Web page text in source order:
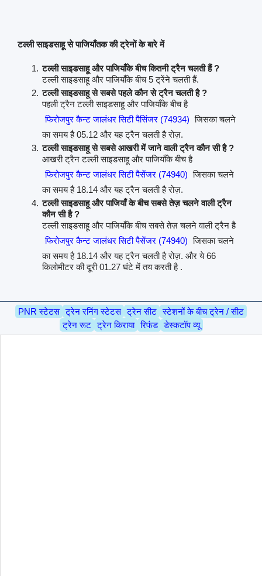
टल्ली साइडसाहू से पाजियाँतक की ट्रेनों के बारे में
टल्ली साइडसाहू और पाजियाँके बीच कितनी ट्रैन चलती हैं ?
टल्ली साइडसाहू और पाजियाँके बीच 5 ट्रेंने चलती हैं.
टल्ली साइडसाहू से सबसे पहले कौन से ट्रैन चलती है ?
पहली ट्रैन टल्ली साइडसाहू और पाजियाँके बीच है
फिरोजपुर कैन्ट जालंधर सिटी पैसिंजर (74934) जिसका चलने
का समय है 05.12 और यह ट्रैन चलती है रोज़.
टल्ली साइडसाहू से सबसे आखरी में जाने वाली ट्रैन कौन सी है ?
आखरी ट्रैन टल्ली साइडसाहू और पाजियाँके बीच है
फिरोजपुर कैन्ट जालंधर सिटी पैसेंजर (74940) जिसका चलने
का समय है 18.14 और यह ट्रैन चलती है रोज़.
टल्ली साइडसाहू और पाजियाँ के बीच सबसे तेज़ चलने वाली ट्रैन
कौन सी है ?
टल्ली साइडसाहू और पाजियाँके बीच सबसे तेज़ चलने वाली ट्रैन है
फिरोजपुर कैन्ट जालंधर सिटी पैसेंजर (74940) जिसका चलने
का समय है 18.14 और यह ट्रैन चलती है रोज़. और ये 66
किलोमीटर की दूरी 01.27 घंटे में तय करती है .
PNR स्टेटस ट्रेन रनिंग स्टेटस ट्रेन सीट स्टेशनों के बीच ट्रेन / सीट
ट्रेन रूट ट्रेन किराया रिफंड डेस्कटॉप व्यू